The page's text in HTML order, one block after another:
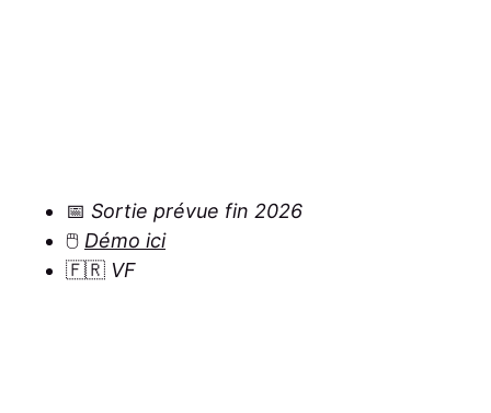
📅 Sortie prévue fin 2026
🖱️ Démo ici
🇫🇷 VF